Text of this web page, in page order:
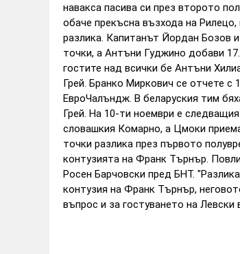
навакса пасива си през второто
обаче прекъсна възхода на
разлика. Капитанът Йордан Бозов
точки, а Антъни Гуджино добави
гостите над всички бе Антъни
Грей. Бранко Миркович се отчете с
ЕвроЧалъндж. В беларуския тим
Грей. На 10-ти ноември е
словашкия Комарно, а Цмоки
точки разлика през първото
контузията на Франк Търнър.
Росен Барчовски пред БНТ.
контузия на Франк Търнър,
въпрос и за гостуването на Левски